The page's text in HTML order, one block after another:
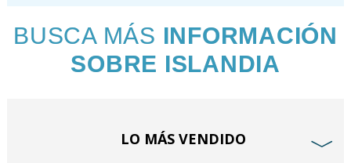
BUSCA MÁS INFORMACIÓN
SOBRE ISLANDIA
LO MÁS VENDIDO ﹀